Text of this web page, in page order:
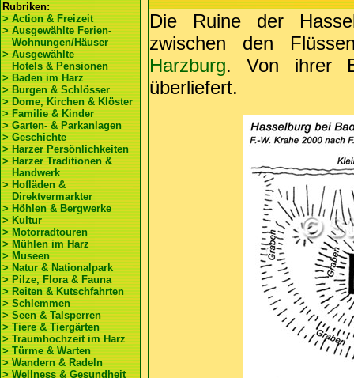
Rubriken:
> Action & Freizeit
> Ausgewählte Ferien-
Wohnungen/Häuser
> Ausgewählte
Hotels & Pensionen
> Baden im Harz
> Burgen & Schlösser
> Dome, Kirchen & Klöster
> Familie & Kinder
> Garten- & Parkanlagen
> Geschichte
> Harzer Persönlichkeiten
> Harzer Traditionen &
Handwerk
> Hofläden &
Direktvermarkter
> Höhlen & Bergwerke
> Kultur
> Motorradtouren
> Mühlen im Harz
> Museen
> Natur & Nationalpark
> Pilze, Flora & Fauna
> Reiten & Kutschfahrten
> Schlemmen
> Seen & Talsperren
> Tiere & Tiergärten
> Traumhochzeit im Harz
> Türme & Warten
> Wandern & Radeln
> Wellness & Gesundheit
Die Ruine der
zwischen den
Harzburg. Von ihrer
überliefert.